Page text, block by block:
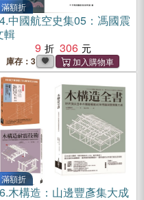
滿額折
中國航空史集05：馮國震
輯
9
306
庫存：3
滿額折
木構造：山邊豐彥集大成